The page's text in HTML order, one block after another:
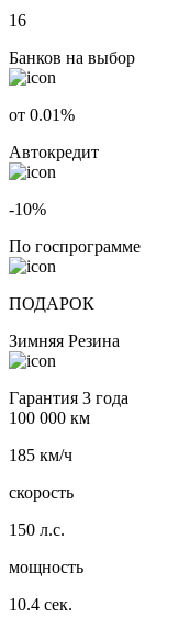
16
Банков на выбор
от 0.01%
Автокредит
-10%
По госпрограмме
ПОДАРОК
Зимняя Резина
Гарантия 3 года
100 000 км
185 км/ч
скорость
150 л.с.
мощность
10.4 сек.